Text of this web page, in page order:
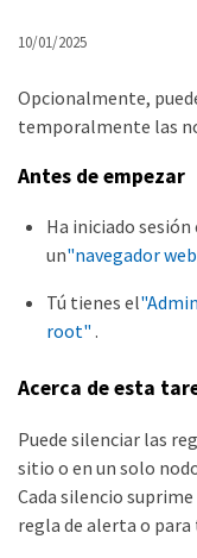
10/01/2025
Opcionalmente,
temporalmente las
Antes de empezar
Ha iniciado
un"navegador
Tú tienes el
root" .
Acerca de esta
Puede silenciar las
sitio o en un solo
Cada silencio
regla de alerta o